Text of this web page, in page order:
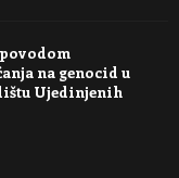
na genocid u
Ujedinjenih